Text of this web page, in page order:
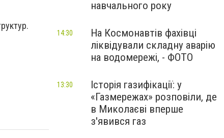
навчального року
На Космонавтів фахівці
ліквідували складну аварію
на водомережі, - ФОТО
14:30
Історія газифікації: у
«Газмережах» розповіли, де
в Миколаєві вперше
з'явився газ
13:30